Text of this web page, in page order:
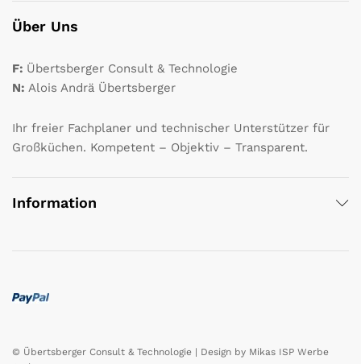
Über Uns
F: Übertsberger Consult & Technologie
N: Alois Andrä Übertsberger
Ihr freier Fachplaner und technischer Unterstützer für
Großküchen. Kompetent – Objektiv – Transparent.
Information
© Übertsberger Consult & Technologie | Design by Mikas ISP Werbe